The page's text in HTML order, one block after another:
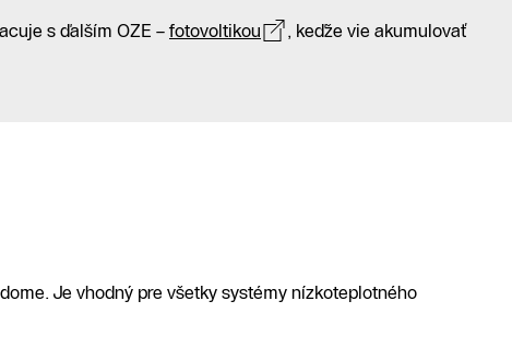
s ďalším OZE – fotovoltikou
, keďže vie akumulovať
Je vhodný pre všetky systémy nízkoteplotného